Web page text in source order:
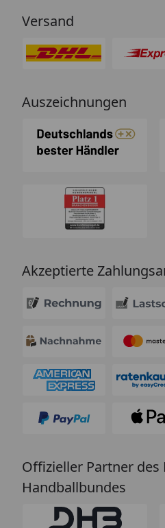
Versand
Auszeichnungen
Akzeptierte
Offizieller Partner des
Handballbundes